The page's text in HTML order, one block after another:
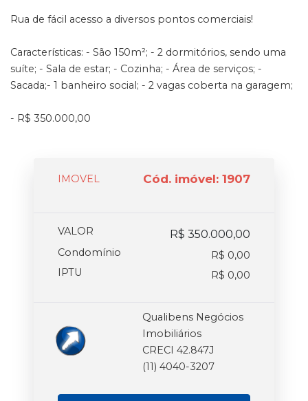
Rua de fácil acesso a diversos pontos comerciais!
Características: - São 150m²; - 2 dormitórios, sendo uma
suíte; - Sala de estar; - Cozinha; - Área de serviços; -
Sacada;- 1 banheiro social; - 2 vagas coberta na garagem;
- R$ 350.000,00
IMOVEL Cód. imóvel: 1907
VALOR R$ 350.000,00
Condomínio
R$ 0,00
IPTU
R$ 0,00
Qualibens Negócios
Imobiliários
CRECI 42.847J
(11) 4040-3207